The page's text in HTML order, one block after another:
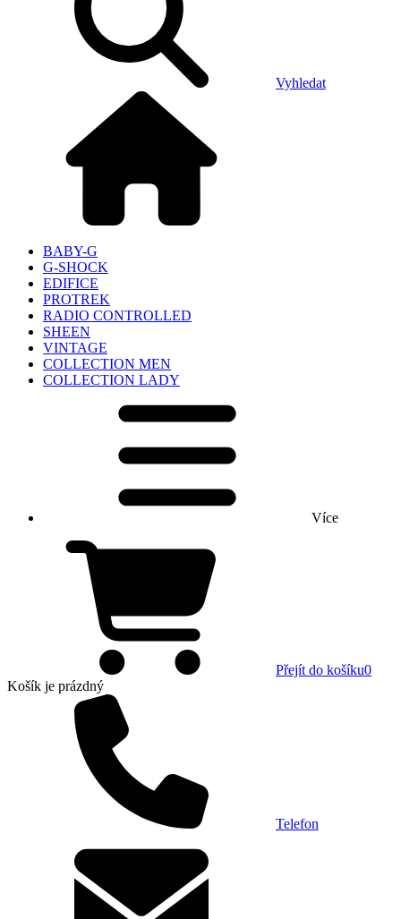
Vyhledat
BABY-G
G-SHOCK
EDIFICE
PROTREK
RADIO CONTROLLED
SHEEN
VINTAGE
COLLECTION MEN
COLLECTION LADY
Více
Přejít do košíku0
Košík je prázdný
Telefon